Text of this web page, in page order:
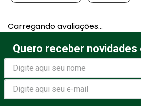
Carregando avaliações…
Quero receber